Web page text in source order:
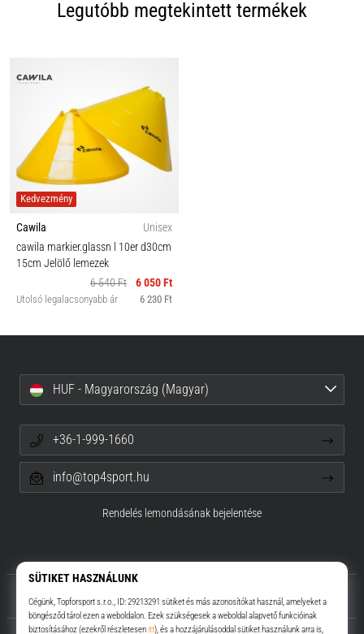
Legutóbb megtekintett termékek
Kedvezmény
Cawila
Unisex
cawila markier.glassn l 10er d30cm
15cm Jelölő lemezek
6 540 Ft
6 050 Ft
Utolsó legalacsonyabb ár 6 230 Ft
Rólunk
HUF - Magyarország (Magyar)
+36-1-999-1660
info@top4sport.hu
Rendelés lemondásának bejelentése